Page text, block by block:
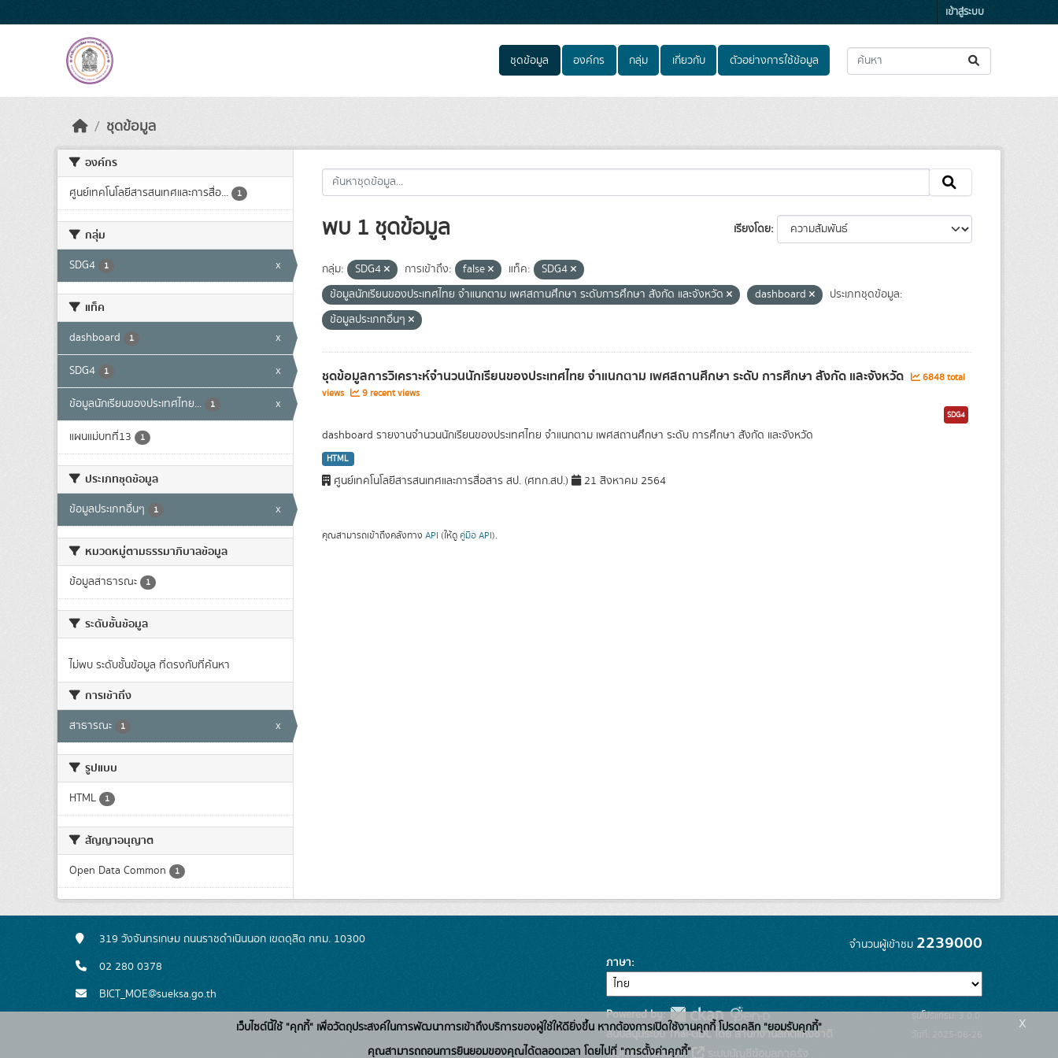
เข้าสู่ระบบ
ชุดข้อมูล องค์กร กลุ่ม เกี่ยวกับ ตัวอย่างการใช้ข้อมูล
ชุดข้อมูล
องค์กร
ศูนย์เทคโนโลยีสารสนเทศและการสื่อ... 1
กลุ่ม
SDG4 1 x
แท็ค
dashboard 1 x
SDG4 1 x
ข้อมูลนักเรียนของประเทศไทย... 1 x
แผนแม่บทที่13 1
ประเภทชุดข้อมูล
ข้อมูลประเภทอื่นๆ 1 x
หมวดหมู่ตามธรรมาภิบาลข้อมูล
ข้อมูลสาธารณะ 1
ระดับชั้นข้อมูล
ไม่พบ ระดับชั้นข้อมูล ที่ตรงกับที่ค้นหา
การเข้าถึง
สาธารณะ 1 x
รูปแบบ
HTML 1
สัญญาอนุญาต
Open Data Common 1
เรียงโดย
พบ 1 ชุดข้อมูล
กลุ่ม: SDG4 การเข้าถึง: false แท็ค:
SDG4
ข้อมูลนักเรียนของประเทศไทย จำแนกตาม เพศสถานศึกษา ระดับการศึกษา สังกัด และจังหวัด
dashboard
ประเภทชุดข้อมูล:
ข้อมูลประเภทอื่นๆ
ชุดข้อมูลการวิเคราะห์จำนวนนักเรียนของประเทศไทย จำแนกตาม เพศสถานศึกษา ระดับ การศึกษา สังกัด และจังหวัด
6848 total
views
9 recent views
SDG4
dashboard รายงานจำนวนนักเรียนของประเทศไทย จำแนกตาม เพศสถานศึกษา ระดับ การศึกษา สังกัด และจังหวัด
HTML
ศูนย์เทคโนโลยีสารสนเทศและการสื่อสาร สป. (ศทก.สป.) 21 สิงหาคม 2564
คุณสามารถเข้าถึงคลังทาง API (ให้ดู คู่มือ API).
319 วังจันทรเกษม ถนนราชดำเนินนอก เขตดุสิต กทม. 10300
02 280 0378
BICT_MOE@sueksa.go.th
จำนวนผู้เข้าชม 2239000
ภาษา
Powered by:
สนับสนุนระบบ Thai-GDC โดย สำนักงานสถิติแห่งชาติ
เว็บไซต์ที่เกี่ยวข้อง:
รุ่นโปรแกรม: 3.0.0
วันที่: 2025-06-26
เว็บไซต์นี้ใช้ "คุกกี้" เพื่อวัตถุประสงค์ในการพัฒนาการเข้าถึงบริการของผู้ใช้ให้ดียิ่งขึ้น หากต้องการเปิดใช้งานคุกกี้ โปรดคลิก "ยอมรับคุกกี้"
คุณสามารถถอนการยินยอมของคุณได้ตลอดเวลา โดยไปที่ "การตั้งค่าคุกกี้"
x